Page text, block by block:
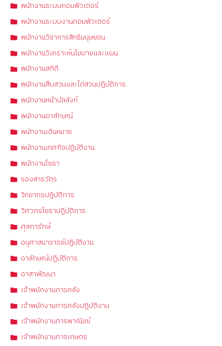
พนักงานระบบคอมพิวเตอร์
พนักงานระบบงานคอมพิวเตอร์
พนักงานวิชาการสิทธิมนุษยชน
พนักงานวิเคราะห์นโยบายและแผน
พนักงานสถิติ
พนักงานสืบสวนและไต่สวนปฏิบัติการ
พนักงานหน้าบัลลังก์
พนักงานอาลักษณ์
พนักงานเดินหมาย
พนักงานเทศกิจปฏิบัติงาน
พนักงานโยธา
รองสารวัตร
วิทยากรปฏิบัติการ
วิศวกรโยธาปฏิบัติการ
ศุลการักษ์
อนุศาสนาจารย์ปฏิบัติงาน
อาลักษณ์ปฏิบัติการ
อาสาพัฒนา
เจ้าพนักงานการคลัง
เจ้าพนักงานการคลังปฏิบัติงาน
เจ้าพนักงานการพาณิชย์
เจ้าพนักงานการเกษตร